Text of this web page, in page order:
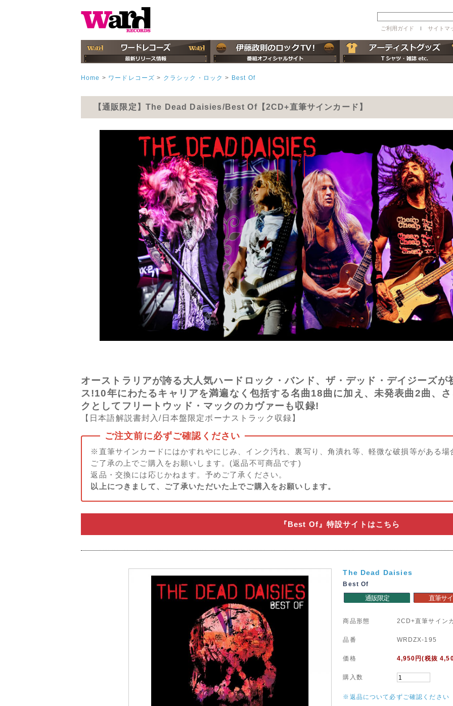
ご利用ガイド ｌ サイトマ
Home > ワードレコーズ > クラシック・ロック > Best Of
【通販限定】The Dead Daisies/Best Of【2CD+直筆サインカード】
オーストラリアが誇る大人気ハードロック・バンド、ザ・デッド・デイジーズが
ス!10年にわたるキャリアを満遍なく包括する名曲18曲に加え、未発表曲2曲、
クとしてフリートウッド・マックのカヴァーも収録!
【日本語解説書封入/日本盤限定ボーナストラック収録】
※直筆サインカードにはかすれやにじみ、インク汚れ、裏写り、角潰れ等、軽微な破損等がある場
ご了承の上でご購入をお願いします。(返品不可商品です)
返品・交換には応じかねます。予めご了承ください。
以上につきまして、ご了承いただいた上でご購入をお願いします。
『Best Of』特設サイトはこちら
The Dead Daisies
Best Of
通販限定 直筆サ
商品形態 2CD+直筆サイン
品番 WRDZX-195
価格 4,950 円(税抜
購入数
※返品について必ずご確認ください